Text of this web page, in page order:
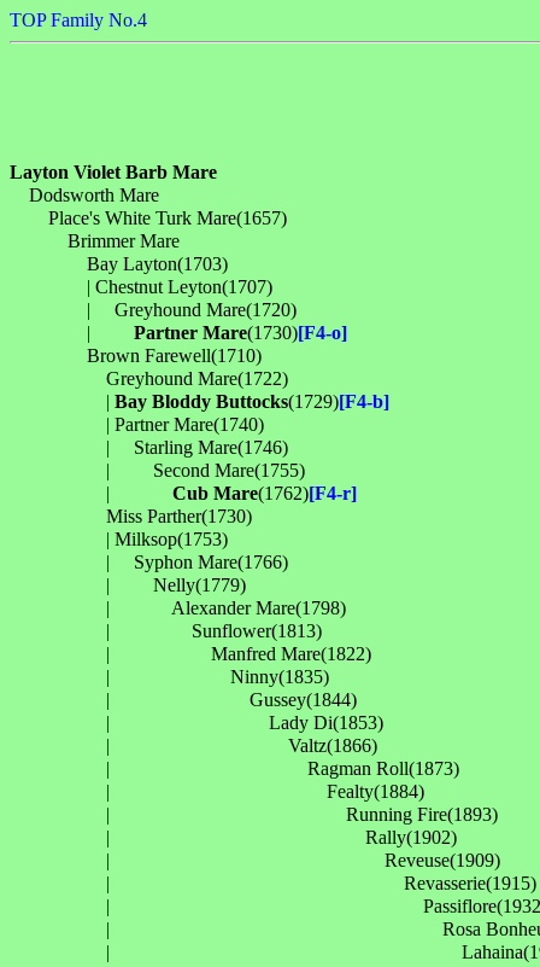
TOP Family No.4
Layton Violet Barb Mare
Dodsworth Mare
Place's White Turk Mare(1657)
Brimmer Mare
Bay Layton(1703)
| Chestnut Leyton(1707)
| 　Greyhound Mare(1720)
| Partner Mare(1730)[F4-o]
Brown Farewell(1710)
Greyhound Mare(1722)
| Bay Bloddy Buttocks(1729)[F4-b]
| Partner Mare(1740)
| 　Starling Mare(1746)
| 　　Second Mare(1755)
| Cub Mare(1762)[F4-r]
Miss Parther(1730)
| Milksop(1753)
| 　Syphon Mare(1766)
| 　　Nelly(1779)
| 　　　Alexander Mare(1798)
| 　　　　Sunflower(1813)
| 　　　　　Manfred Mare(1822)
| 　　　　　　Ninny(1835)
| 　　　　　　　Gussey(1844)
| 　　　　　　　　Lady Di(1853)
| 　　　　　　　　　Valtz(1866)
| 　　　　　　　　　　Ragman Roll(1873)
| 　　　　　　　　　　　Fealty(1884)
| 　　　　　　　　　　　　Running Fire(1893)
| 　　　　　　　　　　　　　Rally(1902)
| 　　　　　　　　　　　　　　Reveuse(1909)
| 　　　　　　　　　　　　　　　Revasserie(1915)
| 　　　　　　　　　　　　　　　　
| 　　　　　　　　　　　　　　　　　Rosa
| 　　　　　　　　　　　　　　　　　　